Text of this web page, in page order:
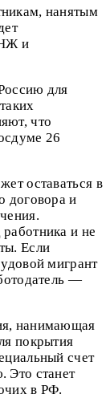
нанятым
и
для
что
26
оставаться в
договора и
и не
Если
мигрант
—
нанимающая
покрытия
счет
Это станет
в РФ.